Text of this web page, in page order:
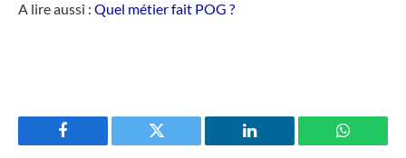
A lire aussi : Quel métier fait POG ?
Facebook Twitter LinkedIn